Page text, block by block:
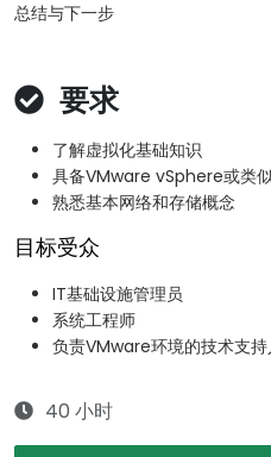
总结与下一步
要求
了解虚拟化基础知识
具备VMware vSphere或类
熟悉基本网络和存储概念
目标受众
IT基础设施管理员
系统工程师
负责VMware环境的技术支持
40 小时